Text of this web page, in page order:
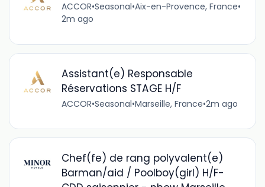
ACCOR•Seasonal•Aix-en-Provence, France•
2m ago
Assistant(e) Responsable
Réservations STAGE H/F
ACCOR•Seasonal•Marseille, France•2m ago
Chef(fe) de rang polyvalent(e)
Barman/aid / Poolboy(girl) H/F-